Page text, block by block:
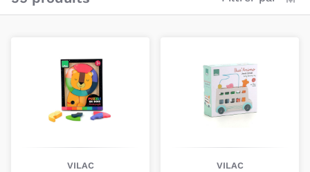
société est toujours présente dans le monde
qualitédes bois et des laques utilisés est
excellente.
Le secret de Vilac...répondre à la passion de
VILAC VILAC